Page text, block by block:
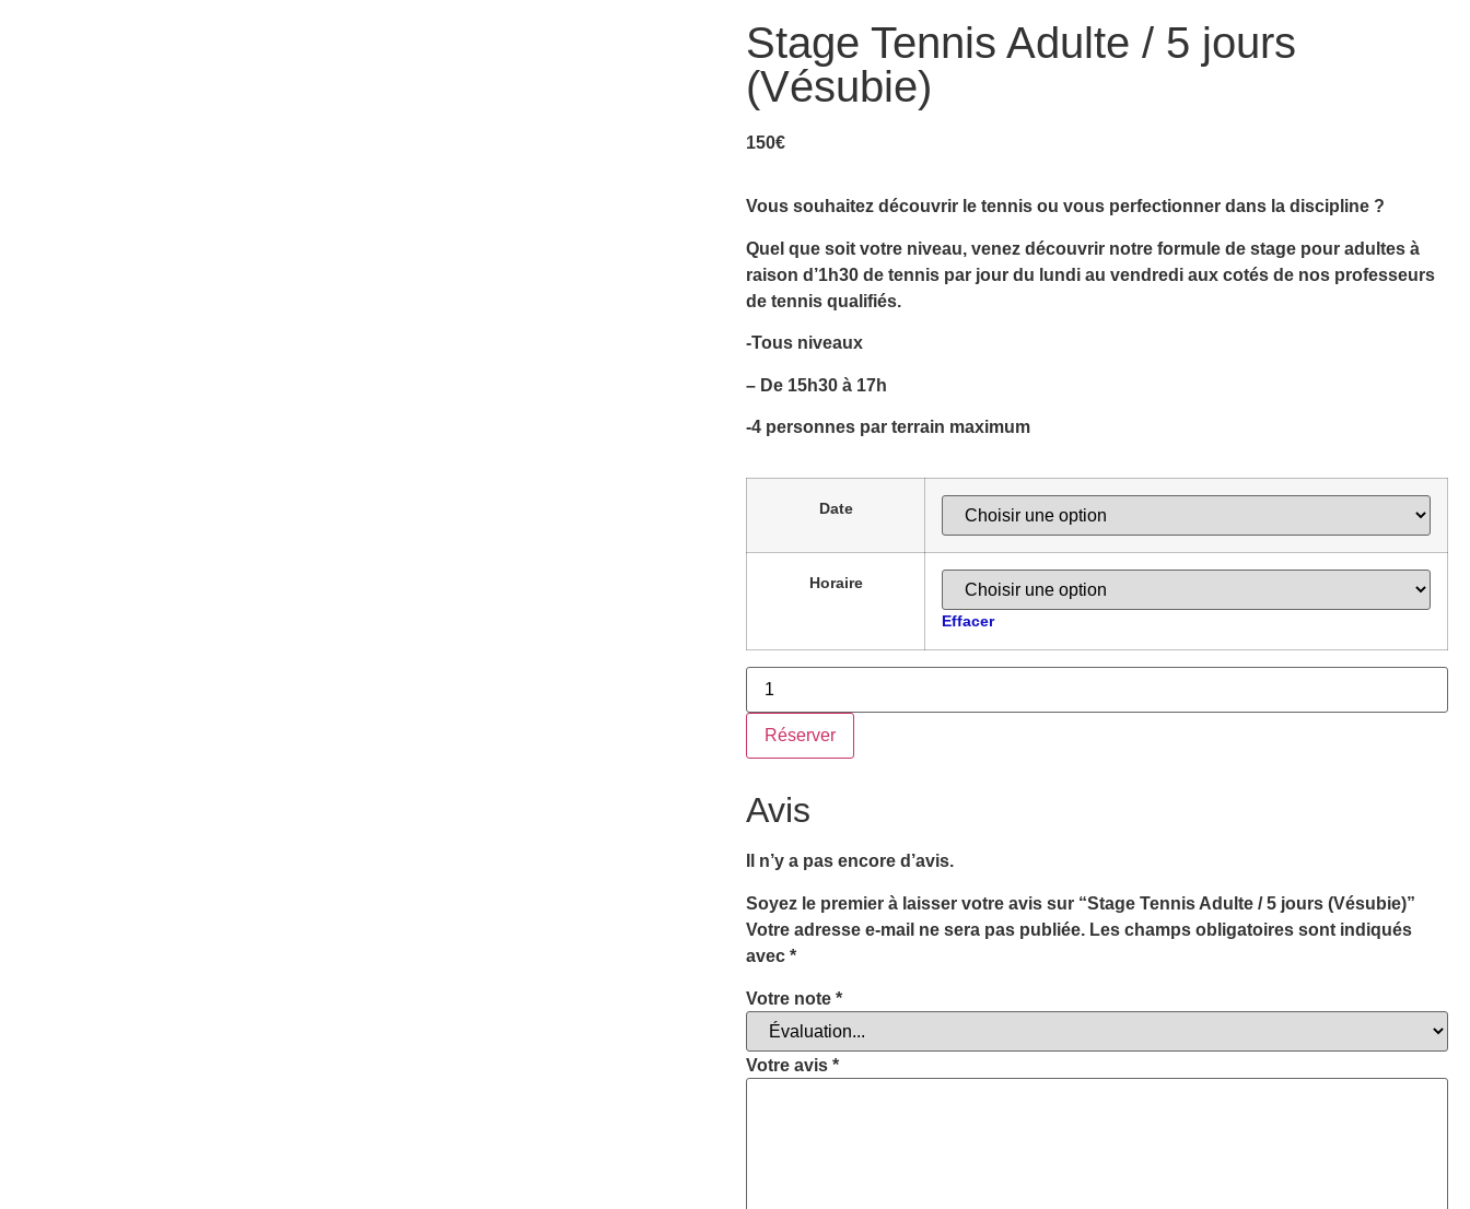
Stage Tennis Adulte / 5 jours
(Vésubie)
150€
Vous souhaitez découvrir le tennis ou vous perfectionner dans la discipline ?
Quel que soit votre niveau, venez découvrir notre formule de stage pour adultes à
raison d’1h30 de tennis par jour du lundi au vendredi aux cotés de nos professeurs
de tennis qualifiés.
-Tous niveaux
– De 15h30 à 17h
-4 personnes par terrain maximum
Date
Horaire
Effacer
Réserver
Avis
Il n’y a pas encore d’avis.
Soyez le premier à laisser votre avis sur “Stage Tennis Adulte / 5 jours (Vésubie)”
Votre adresse e-mail ne sera pas publiée. Les champs obligatoires sont indiqués
avec *
Votre note *
Votre avis *